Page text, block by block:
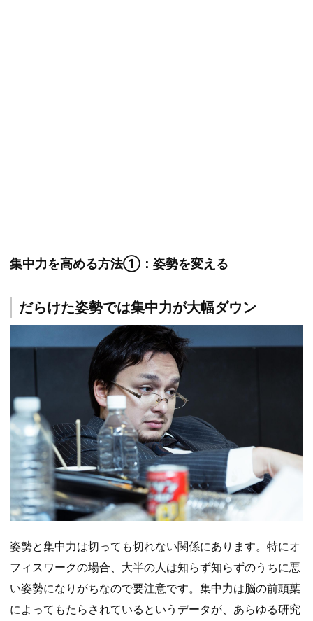
集中力を高める方法①：姿勢を変える
だらけた姿勢では集中力が大幅ダウン
姿勢と集中力は切っても切れない関係にあります。特にオ
フィスワークの場合、大半の人は知らず知らずのうちに悪
い姿勢になりがちなので要注意です。集中力は脳の前頭葉
によってもたらされているというデータが、あらゆる研究